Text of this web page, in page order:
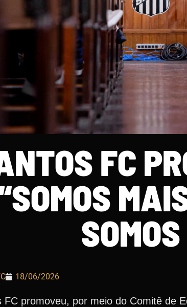
FC
18/06/2026
FC promoveu, por meio do Comitê de